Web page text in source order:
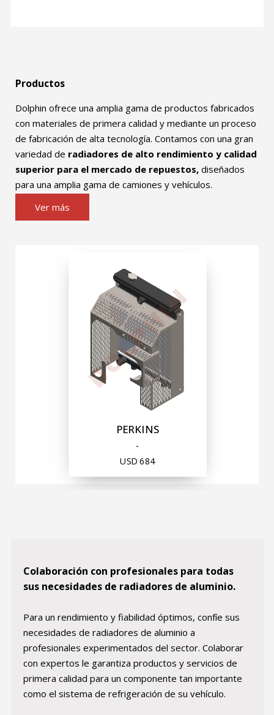
Productos
Dolphin ofrece una amplia gama de productos fabricados
con materiales de primera calidad y mediante un proceso
de fabricación de alta tecnología. Contamos con una gran
variedad de radiadores de alto rendimiento y calidad
superior para el mercado de repuestos, diseñados
para una amplia gama de camiones y vehículos.
Ver más
PERKINS
-
USD 684
Colaboración con profesionales para todas
sus necesidades de radiadores de aluminio.
Para un rendimiento y fiabilidad óptimos, confíe sus
necesidades de radiadores de aluminio a
profesionales experimentados del sector. Colaborar
con expertos le garantiza productos y servicios de
primera calidad para un componente tan importante
como el sistema de refrigeración de su vehículo.